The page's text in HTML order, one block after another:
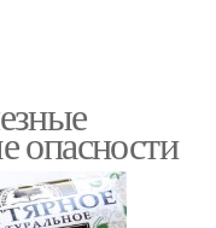
опасности